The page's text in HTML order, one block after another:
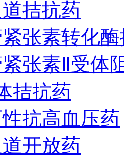
拮抗药
紧张素转化
紧张素Ⅱ受体
拮抗药
抗高血压药
开放药